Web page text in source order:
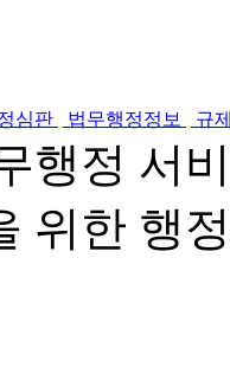
심판 법무행정정보 규
행정 서
위한 행